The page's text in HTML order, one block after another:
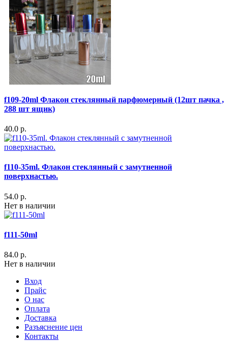
f109-20ml Флакон стеклянный парфюмерный (12шт пачка ,
288 шт ящик)
40.0 р.
f110-35ml. Флакон стеклянный с замутненной
поверхнастью.
54.0 р.
Нет в наличии
f111-50ml
84.0 р.
Нет в наличии
Вход
Прайс
О нас
Оплата
Доставка
Разъяснение цен
Контакты